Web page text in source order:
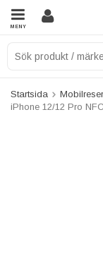
MENY
Startsida
iPhone 12/12 Pro